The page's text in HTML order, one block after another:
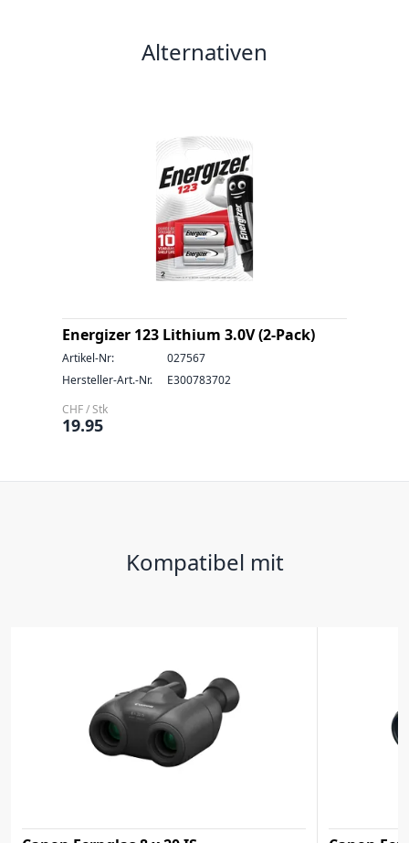
Alternativen
Energizer 123 Lithium 3.0V (2-Pack)
Artikel-Nr:
027567
Hersteller-Art.-Nr.
E300783702
CHF / Stk
19.95
Kompatibel mit